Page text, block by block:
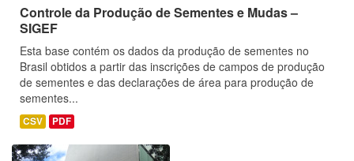
Controle da Produção de Sementes e Mudas –
SIGEF
Esta base contém os dados da produção de sementes no
Brasil obtidos a partir das inscrições de campos de produção
de sementes e das declarações de área para produção de
sementes...
CSV PDF